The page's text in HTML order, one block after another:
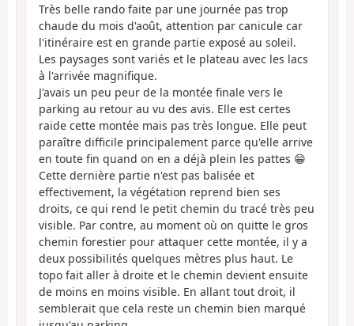
Très belle rando faite par une journée pas trop
chaude du mois d'août, attention par canicule car
l'itinéraire est en grande partie exposé au soleil.
Les paysages sont variés et le plateau avec les lacs
à l'arrivée magnifique.
J'avais un peu peur de la montée finale vers le
parking au retour au vu des avis. Elle est certes
raide cette montée mais pas très longue. Elle peut
paraître difficile principalement parce qu'elle arrive
en toute fin quand on en a déjà plein les pattes 😁
Cette dernière partie n'est pas balisée et
effectivement, la végétation reprend bien ses
droits, ce qui rend le petit chemin du tracé très peu
visible. Par contre, au moment où on quitte le gros
chemin forestier pour attaquer cette montée, il y a
deux possibilités quelques mètres plus haut. Le
topo fait aller à droite et le chemin devient ensuite
de moins en moins visible. En allant tout droit, il
semblerait que cela reste un chemin bien marqué